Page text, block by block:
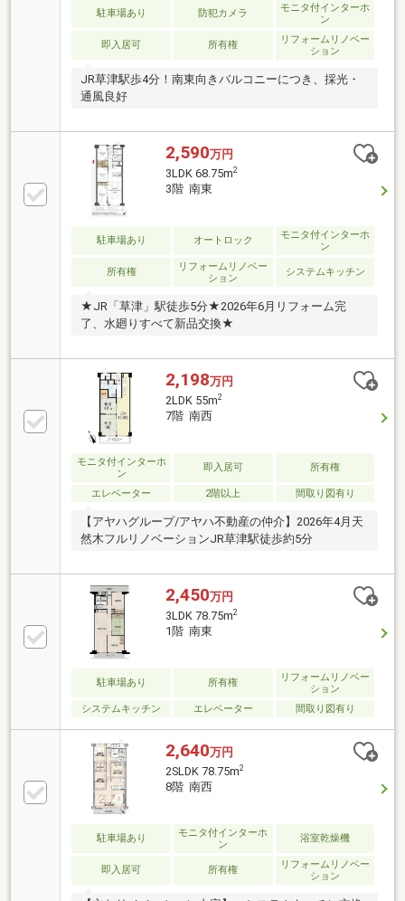
駐車場あり 防犯カメラ
モニタ付インターホ
ン
即入居可 所有権
リフォームリノベー
ション
JR草津駅歩4分！南東向きバルコニーにつき、採光・
通風良好
2,590万円
3LDK 68.75m2
3階 南東
駐車場あり オートロック
モニタ付インターホ
ン
所有権
リフォームリノベー
ション
システムキッチン
★JR「草津」駅徒歩5分★2026年6月リフォーム完
了、水廻りすべて新品交換★
2,198万円
2LDK 55m2
7階 南西
モニタ付インターホ
ン
即入居可 所有権
エレベーター 2階以上 間取り図有り
【アヤハグループ/アヤハ不動産の仲介】2026年4月天
然木フルリノベーションJR草津駅徒歩約5分
2,450万円
3LDK 78.75m2
1階 南東
駐車場あり 所有権
リフォームリノベー
ション
システムキッチン
エレベーター 間取り図有り
2,640万円
2SLDK 78.75m2
8階 南西
駐車場あり
モニタ付インターホ
ン
浴室乾燥機
即入居可 所有権
リフォームリノベー
ション